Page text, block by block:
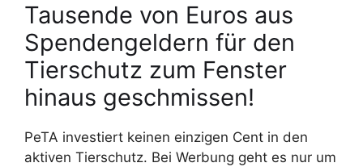
Tausende von Euros aus
Spendengeldern für den
Tierschutz zum Fenster
hinaus geschmissen!
PeTA investiert keinen einzigen Cent in den
aktiven Tierschutz. Bei Werbung geht es nur um